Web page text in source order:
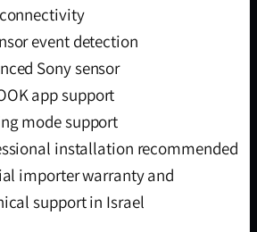
event detection
Sony sensor
app support
mode support
installation recommended
importer warranty and
support in Israel